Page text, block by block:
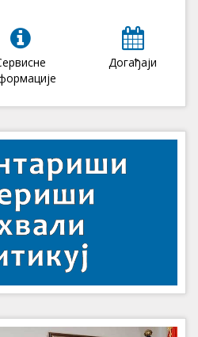
Догађаји